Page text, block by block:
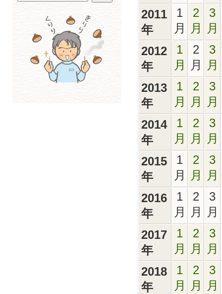
2011
年
1
月
2
月
3
月
2012
年
1
月
2
月
3
月
2013
年
1
月
2
月
3
月
2014
年
1
月
2
月
3
月
2015
年
1
月
2
月
3
月
2016
年
1
月
2
月
3
月
2017
年
1
月
2
月
3
月
2018
年
1
月
2
月
3
月